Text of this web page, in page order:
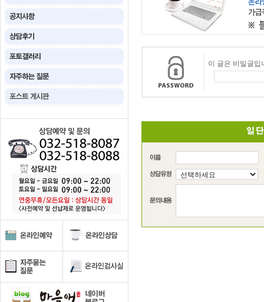
이 글은 비밀글입